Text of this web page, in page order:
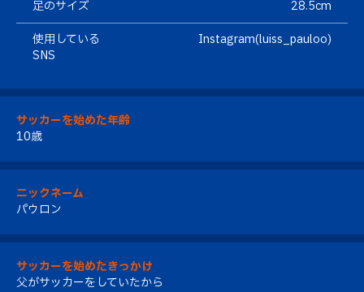
足のサイズ
28.5cm
使用している
SNS
Instagram(luiss_pauloo)
サッカーを始めた年齢
10歳
ニックネーム
パウロン
サッカーを始めたきっかけ
父がサッカーをしていたから